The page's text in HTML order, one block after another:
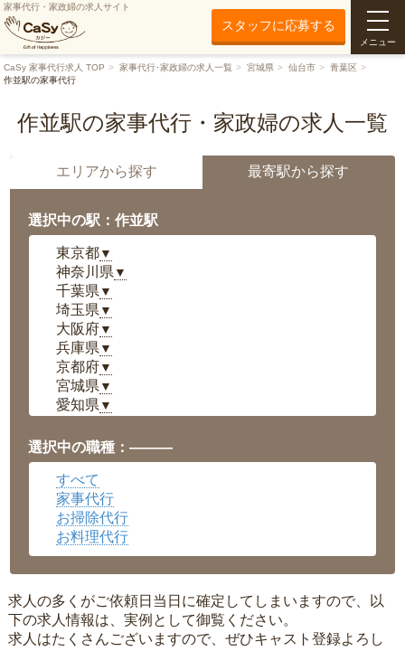
家事代行・家政婦の求人サイト
スタッフに応募する
メニュー
CaSy 家事代行求人 TOP 家事代行･家政婦の求人一覧 宮城県 仙台市
青葉区
作並駅の家事代行
作並駅の家事代行・家政婦の求人一覧
エリアから探す 最寄駅から探す
選択中の駅：作並駅
東京都▼
神奈川県 ▼
千葉県 ▼
埼玉県 ▼
大阪府▼
兵庫県 ▼
京都府▼
宮城県 ▼
愛知県 ▼
岡山県▼
広島県▼
沖縄県
選択中の職種：———
すべて
家事代行
お掃除代行
お料理代行
求人の多くがご依頼日当日に確定してしまいますので、以
下の求人情報は、実例として御覧ください。
求人はたくさんございますので、ぜひキャスト登録よろし